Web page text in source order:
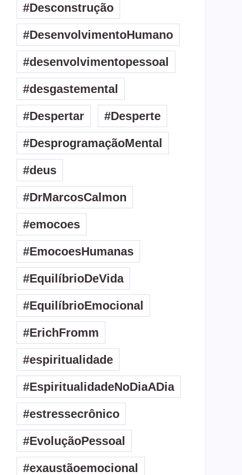
#Desconstrução
#DesenvolvimentoHumano
#desenvolvimentopessoal
#desgastemental
#Despertar #Desperte
#DesprogramaçãoMental
#deus
#DrMarcosCalmon
#emocoes
#EmocoesHumanas
#EquilíbrioDeVida
#EquilíbrioEmocional
#ErichFromm
#espiritualidade
#EspiritualidadeNoDiaADia
#estressecrônico
#EvoluçãoPessoal
#exaustãoemocional